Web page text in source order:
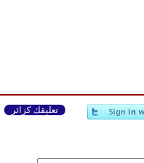
تعليقك كزائر